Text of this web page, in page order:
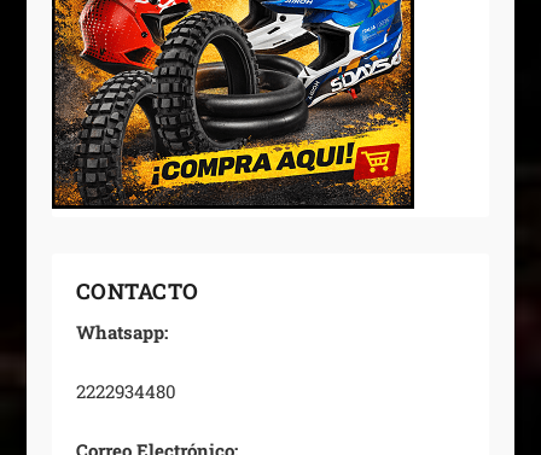
CONTACTO
Whatsapp:
2222934480
Correo Electrónico: